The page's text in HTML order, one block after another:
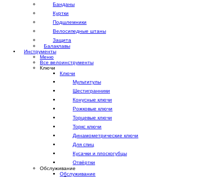
Банданы
Куртки
Подшлемники
Велосипедные штаны
Защита
Балаклавы
Инструменты
Меню
Все велоинструменты
Ключи
Ключи
Мультитулы
Шестигранники
Конусные ключи
Рожковые ключи
Торцевые ключи
Торкс ключи
Динамометрические ключи
Для спиц
Кусачки и плоскогубцы
Отвёртки
Обслуживание
Обслуживание